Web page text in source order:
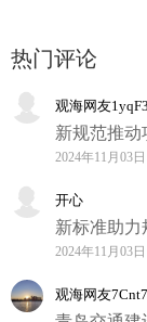
热门评论
观海网友
新规范推动
2024年11月03
开心
新标准助力
2024年11月03
观海网友